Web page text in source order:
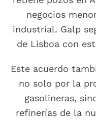
negocios
industrial. Galp
de Lisboa con
Este acuerdo
no solo por la
gasolineras,
refinerías de la